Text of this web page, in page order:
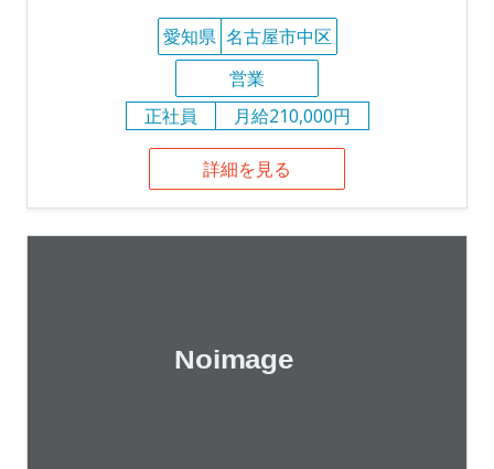
愛知県 名古屋市中区
営業
正社員
月給210,000円
詳細を見る